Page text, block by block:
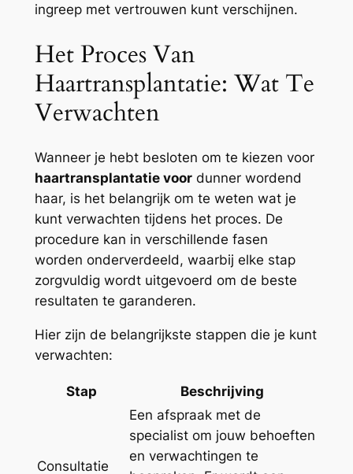
ingreep met vertrouwen kunt verschijnen.
Het Proces Van
Haartransplantatie: Wat Te
Verwachten
Wanneer je hebt besloten om te kiezen voor
haartransplantatie voordunner wordend
haar, is het belangrijk om te weten wat je
kunt verwachten tijdens het proces. De
procedure kan in verschillende fasen
worden onderverdeeld, waarbij elke stap
zorgvuldig wordt uitgevoerd om de beste
resultaten te garanderen.
Hier zijn de belangrijkste stappen die je kunt
verwachten:
Stap Beschrijving
Consultatie
Een afspraak met de
specialist om jouw behoeften
en verwachtingen te